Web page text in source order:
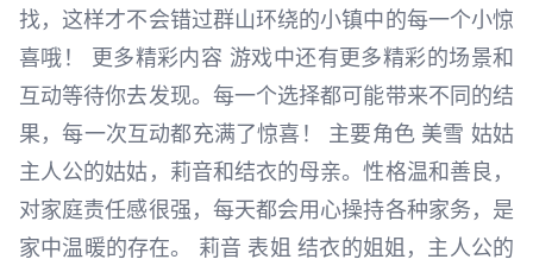
找，这样才不会错过群山环绕的小镇中的每一个小惊
喜哦！ 更多精彩内容 游戏中还有更多精彩的场景和
互动等待你去发现。每一个选择都可能带来不同的结
果，每一次互动都充满了惊喜！ 主要角色 美雪 姑姑
主人公的姑姑，莉音和结衣的母亲。性格温和善良，
对家庭责任感很强，每天都会用心操持各种家务，是
家中温暖的存在。 莉音 表姐 结衣的姐姐，主人公的